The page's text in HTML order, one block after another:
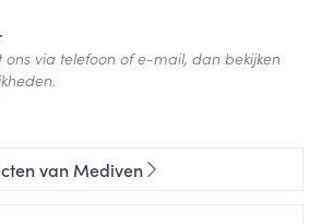
via telefoon of e-mail, dan bekijken
van Mediven